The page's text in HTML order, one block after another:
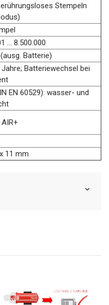
Stempeln
... 8.500.000
Batterie)
Batteriewechsel bei
EN 60529): wasser- und
11 mm